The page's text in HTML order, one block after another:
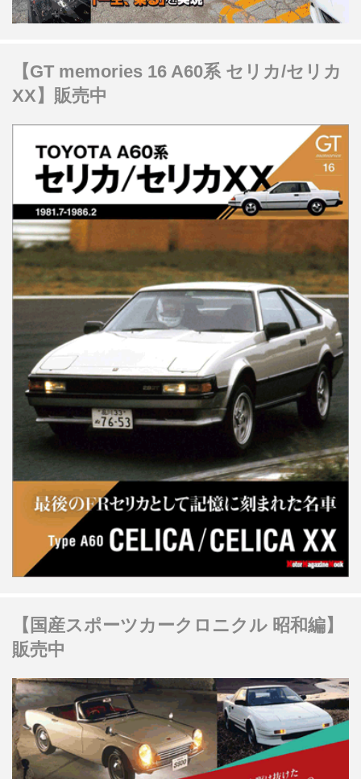
【GT memories 16 A60系 セリカ/セリカ
XX】販売中
【国産スポーツカークロニクル 昭和編】
販売中